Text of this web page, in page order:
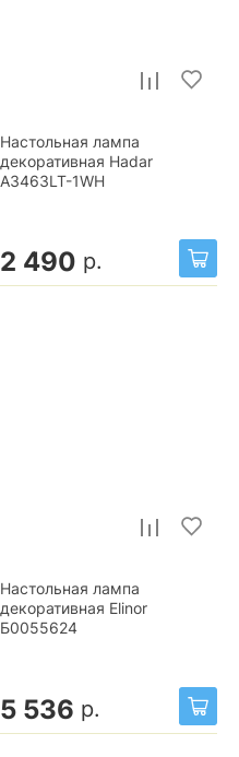
Настольная лампа
декоративная Hadar
A3463LT-1WH
2 490 р.
Настольная лампа
декоративная Elinor
Б0055624
5 536 р.